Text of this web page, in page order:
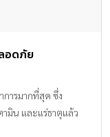
อดภัย
ารมากที่สุด ซึ่ง
มิน และแร่ธาตุแล้ว